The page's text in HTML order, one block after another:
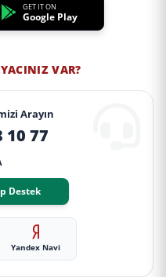
GET IT ON
Google Play
VAR?
Arayın
10 77
Destek
Yandex Navi